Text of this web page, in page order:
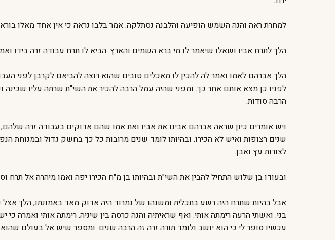
למחרת ראה והנה השמש הופיעה והלבנה נסתלקה. אמר בלבו נראה כי אין אחד מאלו
הלך לתרח אביו ושאלו שיאמר לו מי ברא השמים והארץ. הביא לו תרח עבודה זרה בידו
הלך אברהם לאמו ואמר לה להכין לו מאכלים טובים שהוא רוצה להביאם לקרבן לפני
לפניו כן מצא אותם אחר כך. ומפני שהיה עמל הרבה להכיר את השי"ת שרתה עליו שכינה
הרבה סודות.
ויש אומרים כיון שראה אברהם אבינו את אביו ואת אמו שהם אדוקים בעבודה זרה
שנים רצופות ואיש לא הכירו. ובהיותו לומד שנים מרובות כל כך בחשק גדול
לצורות עץ ואבן.
ובעודו בן שלוש התחיל להבין את השי"ת ובהיותו בן מ"ח הכירו יפה ואמו מיהרה אל תרח
אבל בהיות שתרח היה רשע בתכלית ומשנהו של נמרוד היה אדוק מאד באמונתו, הלך
בני. ואשתי הרעה רימתה אותי. ואף שראיתיה והנה כרסה בין שיניה. רימתה אותי
עכשיו סופר לי כי הוא יושב ולומד תורה זרה זה הרבה שנים. ומספר שיש אל בעולם